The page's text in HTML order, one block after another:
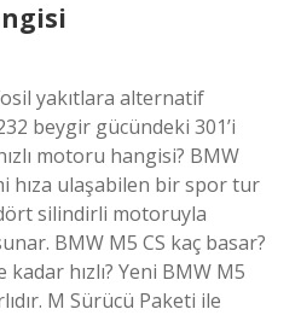
yakıtlara alternatif
beygir gücündeki 301’i
motoru hangisi? BMW
hıza ulaşabilen bir spor tur
silindirli motoruyla
BMW M5 CS kaç basar?
hızlı? Yeni BMW M5
M Sürücü Paketi ile